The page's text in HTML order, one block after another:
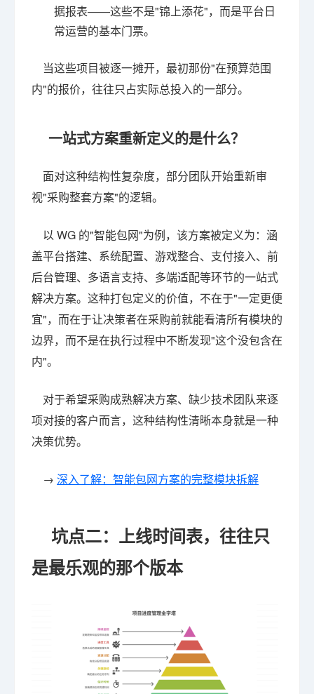
据报表——这些不是"锦上添花"，而是平台日
常运营的基本门票。
当这些项目被逐一摊开，最初那份"在预算范围
内"的报价，往往只占实际总投入的一部分。
一站式方案重新定义的是什么？
面对这种结构性复杂度，部分团队开始重新审
视"采购整套方案"的逻辑。
以 WG 的"智能包网"为例，该方案被定义为：涵
盖平台搭建、系统配置、游戏整合、支付接入、前
后台管理、多语言支持、多端适配等环节的一站式
解决方案。这种打包定义的价值，不在于"一定更便
宜"，而在于让决策者在采购前就能看清所有模块的
边界，而不是在执行过程中不断发现"这个没包含在
内"。
对于希望采购成熟解决方案、缺少技术团队来逐
项对接的客户而言，这种结构性清晰本身就是一种
决策优势。
→ 深入了解：智能包网方案的完整模块拆解
坑点二：上线时间表，往往只
是最乐观的那个版本